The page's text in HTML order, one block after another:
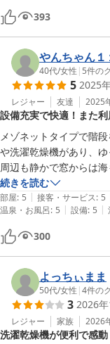
調理器具も一通り揃っ
ました。
沖縄へ行った時にはま
ざいました。
393
やんちゃん１
40代/女性 | 5件の
5 2025
レジャー 友達 2025
設備充実で快適！また
メゾネットタイプで階
や洗濯乾燥機があり、ゆ
周辺も静かで窓からは
です。
施設内も清掃がきちん
また、利用したいです。
続きを読む
部屋: 5 | 接客・サービス: 5
温泉・お風呂: 5 | 設備: 5 |
300
よっちぃまま
50代/女性 |4件の
3 2026
レジャー 家族 2026
洗濯乾燥機が便利で感動